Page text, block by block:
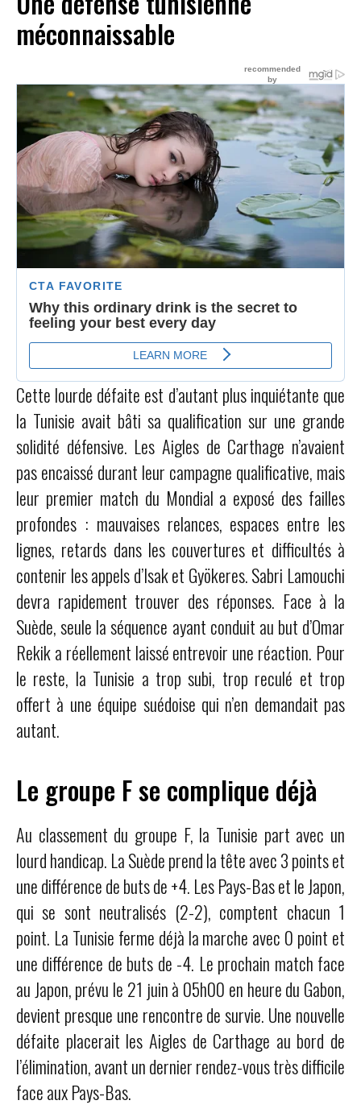
méconnaissable
Cette lourde défaite est d’autant plus inquiétante que
la Tunisie avait bâti sa qualification sur une grande
solidité défensive. Les Aigles de Carthage n’avaient
pas encaissé durant leur campagne qualificative, mais
leur premier match du Mondial a exposé des failles
profondes : mauvaises relances, espaces entre les
lignes, retards dans les couvertures et difficultés à
contenir les appels d’Isak et Gyökeres. Sabri Lamouchi
devra rapidement trouver des réponses. Face à la
Suède, seule la séquence ayant conduit au but d’Omar
Rekik a réellement laissé entrevoir une réaction. Pour
le reste, la Tunisie a trop subi, trop reculé et trop
offert à une équipe suédoise qui n’en demandait pas
autant.
Le groupe F se complique déjà
Au classement du groupe F, la Tunisie part avec un
lourd handicap. La Suède prend la tête avec 3 points et
une différence de buts de +4. Les Pays-Bas et le Japon,
qui se sont neutralisés (2-2), comptent chacun 1
point. La Tunisie ferme déjà la marche avec 0 point et
une différence de buts de -4. Le prochain match face
au Japon, prévu le 21 juin à 05h00 en heure du Gabon,
devient presque une rencontre de survie. Une nouvelle
défaite placerait les Aigles de Carthage au bord de
l’élimination, avant un dernier rendez-vous très difficile
face aux Pays-Bas.